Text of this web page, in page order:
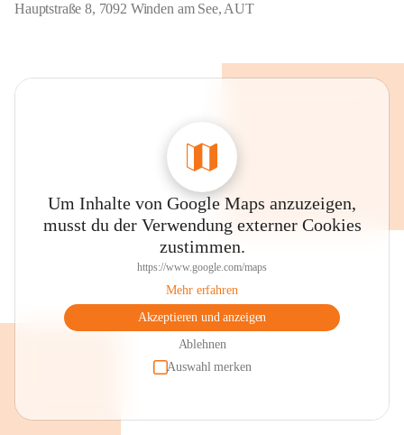
Hauptstraße 8, 7092 Winden am See, AUT
Um Inhalte von Google Maps anzuzeigen,
musst du der Verwendung externer Cookies
zustimmen.
https://www.google.com/maps
Mehr erfahren
Akzeptieren und anzeigen
Ablehnen
Auswahl merken